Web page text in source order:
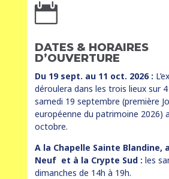

DATES & HORAIRES
D’OUVERTURE
Du 19 sept. au 11 oct. 2026 :
déroulera dans les trois lieux sur
samedi 19 septembre (première
européenne du patrimoine 2026)
octobre.
A la Chapelle Sainte Blandine,
Neuf et à la Crypte Sud :les
dimanches de 14h à 19h.